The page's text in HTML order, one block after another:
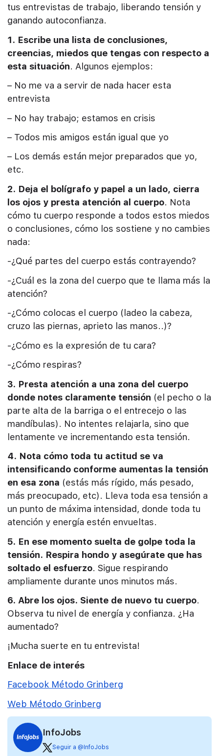
tus entrevistas de trabajo, liberando tensión y
ganando autoconfianza.
1. Escribe una lista de conclusiones,
creencias, miedos que tengas con respecto a
esta situación. Algunos ejemplos:
– No me va a servir de nada hacer esta
entrevista
– No hay trabajo; estamos en crisis
– Todos mis amigos están igual que yo
– Los demás están mejor preparados que yo,
etc.
2. Deja el bolígrafo y papel a un lado, cierra
los ojos y presta atención al cuerpo. Nota
cómo tu cuerpo responde a todos estos miedos
o conclusiones, cómo los sostiene y no cambies
nada:
-¿Qué partes del cuerpo estás contrayendo?
-¿Cuál es la zona del cuerpo que te llama más la
atención?
-¿Cómo colocas el cuerpo (ladeo la cabeza,
cruzo las piernas, aprieto las manos..)?
-¿Cómo es la expresión de tu cara?
-¿Cómo respiras?
3. Presta atención a una zona del cuerpo
donde notes claramente tensión (el pecho o la
parte alta de la barriga o el entrecejo o las
mandíbulas). No intentes relajarla, sino que
lentamente ve incrementando esta tensión.
4. Nota cómo toda tu actitud se va
intensificando conforme aumentas la tensión
en esa zona (estás más rígido, más pesado,
más preocupado, etc). Lleva toda esa tensión a
un punto de máxima intensidad, donde toda tu
atención y energía estén envueltas.
5. En ese momento suelta de golpe toda la
tensión. Respira hondo y asegúrate que has
soltado el esfuerzo. Sigue respirando
ampliamente durante unos minutos más.
6. Abre los ojos. Siente de nuevo tu cuerpo.
Observa tu nivel de energía y confianza. ¿Ha
aumentado?
¡Mucha suerte en tu entrevista!
Enlace de interés
Facebook Método Grinberg
Web Método Grinberg
InfoJobs
Seguir a @InfoJobs